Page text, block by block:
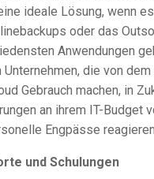
ideale Lösung, wenn
oder das
Anwendungen
Unternehmen, die von
Gebrauch machen, in
an ihrem IT-Budget
Engpässe
und Schulungen